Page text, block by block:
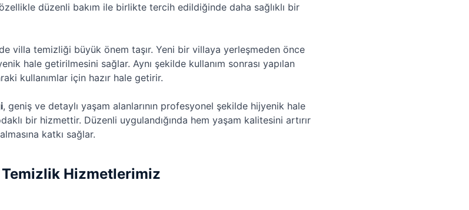
düzenli bakım ile birlikte tercih edildiğinde daha sağlıklı bir
villa temizliği büyük önem taşır. Yeni bir villaya yerleşmeden önce
hale getirilmesini sağlar. Aynı şekilde kullanım sonrası yapılan
kullanımlar için hazır hale getirir.
, geniş ve detaylı yaşam alanlarının profesyonel şekilde hijyenik hale
bir hizmettir. Düzenli uygulandığında hem yaşam kalitesini artırır
katkı sağlar.
Hizmetlerimiz